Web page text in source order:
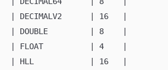
| DECIMALV2      | 16   |
| DOUBLE         | 8    |
| FLOAT          | 4    |
| HLL            | 16   |